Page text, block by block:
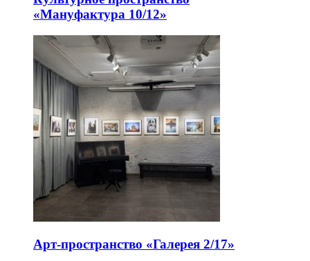
«Мануфактура 10/12»
Арт-пространство «Галерея 2/17»